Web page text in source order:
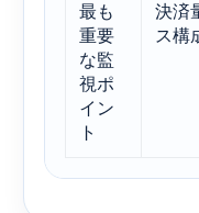
最も
重要
な監
視ポ
イン
ト
決済
ス構